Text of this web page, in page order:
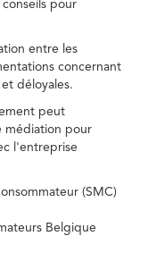
pour
entre les
concernant
déloyales.
peut
médiation pour
l'entreprise
(SMC)
Belgique